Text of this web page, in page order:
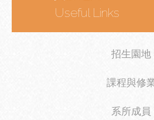
Useful Links
招生園地
課程與修
系所成員